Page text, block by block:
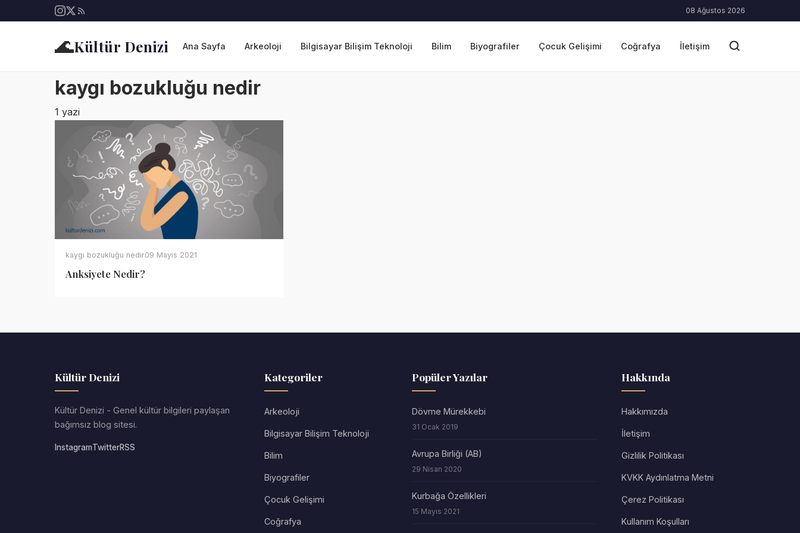
08 Ağustos 2026
🌊Kültür Denizi Ana Sayfa Arkeoloji Bilgisayar Bilişim Teknoloji Bilim Biyografiler Çocuk Gelişimi Coğrafya İletişim
kaygı bozukluğu nedir
1 yazi
kaygı bozukluğu nedir09 Mayıs 2021
Anksiyete Nedir?
Kültür Denizi
Kültür Denizi - Genel kültür bilgileri paylaşan
bağımsız blog sitesi.
InstagramTwitterRSS
Kategoriler
Arkeoloji
Bilgisayar Bilişim Teknoloji
Bilim
Biyografiler
Çocuk Gelişimi
Coğrafya
Popüler Yazılar
Dövme Mürekkebi
31 Ocak 2019
Avrupa Birliği (AB)
29 Nisan 2020
Kurbağa Özellikleri
15 Mayıs 2021
Hakkında
Hakkımızda
İletişim
Gizlilik Politikası
KVKK Aydınlatma Metni
Çerez Politikası
Kullanım Koşulları